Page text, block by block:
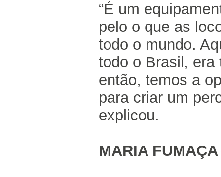
“É um
pelo o que as
todo o mundo.
todo o Brasil, era
então, temos a
para criar um
explicou.
MARIA